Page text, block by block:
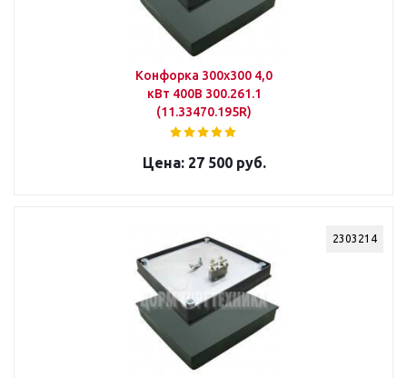
Конфорка 300х300 4,0
кВт 400В 300.261.1
(11.33470.195R)
27 500 руб.
2303214